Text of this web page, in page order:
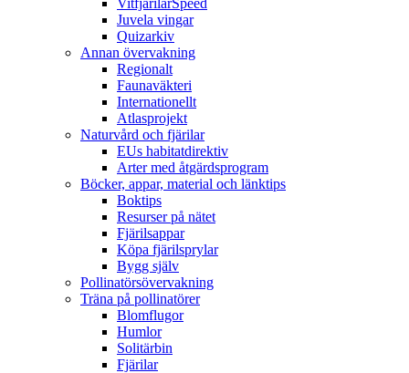
Juvela vingar
Quizarkiv
Annan övervakning
Regionalt
Faunaväkteri
Internationellt
Atlasprojekt
Naturvård och fjärilar
EUs habitatdirektiv
Arter med åtgärdsprogram
Böcker, appar, material och länktips
Boktips
Resurser på nätet
Fjärilsappar
Köpa fjärilsprylar
Bygg själv
Pollinatörsövervakning
Träna på pollinatörer
Blomflugor
Humlor
Solitärbin
Fjärilar